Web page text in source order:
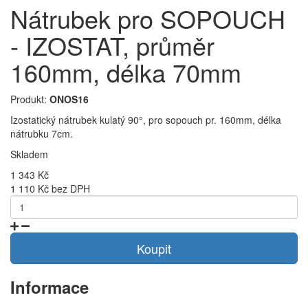
Nátrubek pro SOPOUCH
- IZOSTAT, průměr
160mm, délka 70mm
Produkt: ONOS16
Izostatický nátrubek kulatý 90°, pro sopouch pr. 160mm, délka
nátrubku 7cm.
Skladem
1 343 Kč
1 110 Kč bez DPH
Koupit
Informace